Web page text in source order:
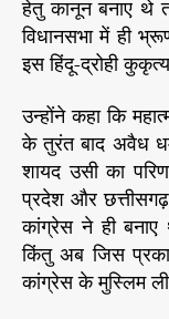
हेतु कानून बनाए थे
विधानसभा में ही
इस हिंदू-द्रोही
उन्होंने कहा कि
के तुरंत बाद अवैध
शायद उसी का
प्रदेश और
कांग्रेस ने ही बनाए
किंतु अब जिस
कांग्रेस के मुस्लिम